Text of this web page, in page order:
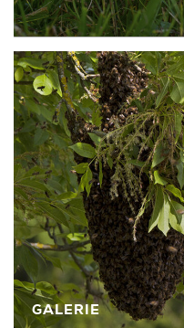
Mehr sehen »
GALERIE